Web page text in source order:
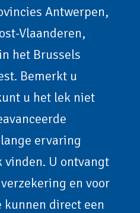
Antwerpen,
Vlaanderen,
het Brussels
Bemerkt u
u het lek niet
ervaring
U ontvangt
en voor
kunnen direct een